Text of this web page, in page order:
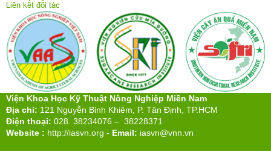
Liên kết đối tác
Viện Khoa Học Kỹ Thuật Nông Nghiệp Miền Nam
Địa chỉ: 121 Nguyễn Bỉnh Khiêm, P. Tân Định, TP.HCM
Điện thoại: 028. 38234076 – 38228371
Website : http://iasvn.org - Email: iasvn@vnn.vn